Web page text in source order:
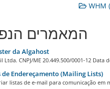
WHM
המאמרים
da Algahost
CNPJ/ME 20.449.500/0001-12 Data
Endereçamento (Mailing Lists)
listas de e-mail para comunicação em